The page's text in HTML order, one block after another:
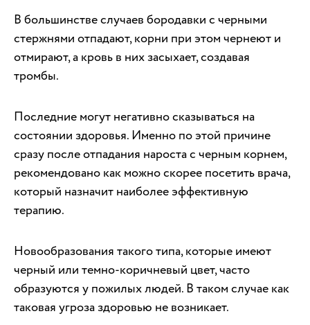
В большинстве случаев бородавки с черными
стержнями отпадают, корни при этом чернеют и
отмирают, а кровь в них засыхает, создавая
тромбы.
Последние могут негативно сказываться на
состоянии здоровья. Именно по этой причине
сразу после отпадания нароста с черным корнем,
рекомендовано как можно скорее посетить врача,
который назначит наиболее эффективную
терапию.
Новообразования такого типа, которые имеют
черный или темно-коричневый цвет, часто
образуются у пожилых людей. В таком случае как
таковая угроза здоровью не возникает.